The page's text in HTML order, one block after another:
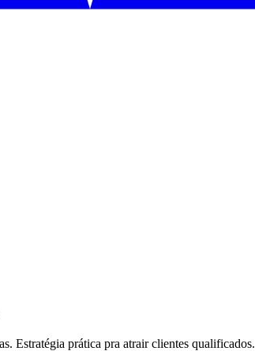
Estratégia prática pra atrair clientes qualificados.